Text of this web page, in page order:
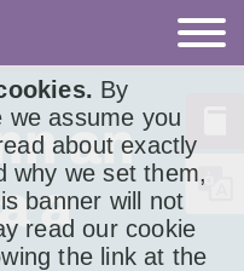
By
we assume you
about exactly
why we set them,
banner will not
read our cookie
the link at the
an
a